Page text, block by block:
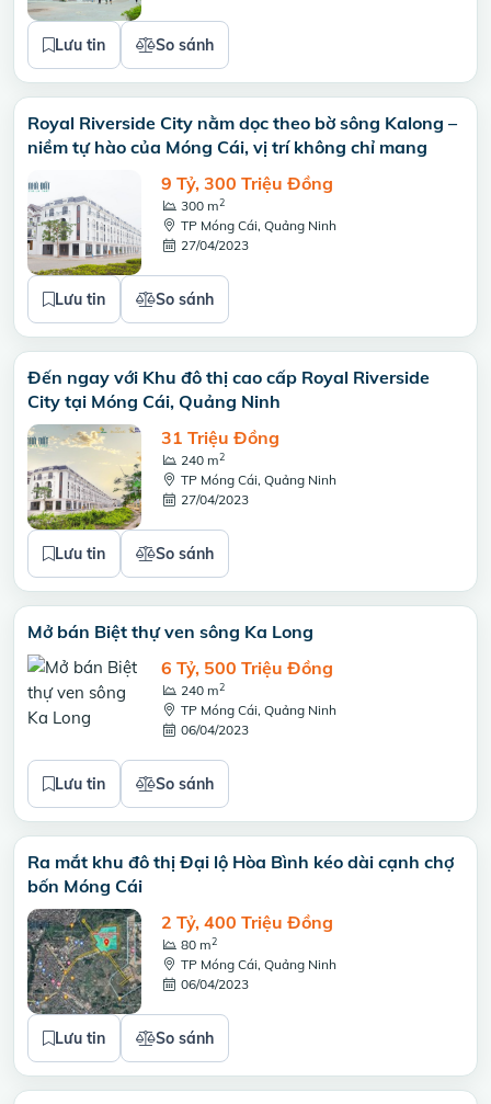
Lưu tin So sánh
Royal Riverside City nằm dọc theo bờ sông Kalong –
niềm tự hào của Móng Cái, vị trí không chỉ mang
9 Tỷ, 300 Triệu Đồng
300 m2
TP Móng Cái, Quảng Ninh
27/04/2023
Lưu tin So sánh
Đến ngay với Khu đô thị cao cấp Royal Riverside
City tại Móng Cái, Quảng Ninh
31 Triệu Đồng
240 m2
TP Móng Cái, Quảng Ninh
27/04/2023
Lưu tin So sánh
Mở bán Biệt thự ven sông Ka Long
6 Tỷ, 500 Triệu Đồng
240 m2
TP Móng Cái, Quảng Ninh
06/04/2023
Lưu tin So sánh
Ra mắt khu đô thị Đại lộ Hòa Bình kéo dài cạnh chợ
bốn Móng Cái
2 Tỷ, 400 Triệu Đồng
80 m2
TP Móng Cái, Quảng Ninh
06/04/2023
Lưu tin So sánh